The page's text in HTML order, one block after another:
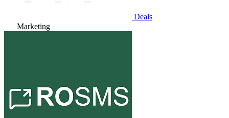
Deals
Marketing